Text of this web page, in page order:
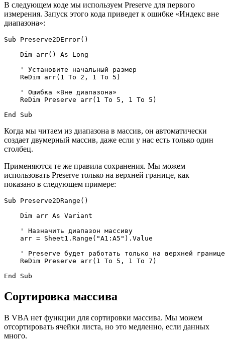
В следующем коде мы используем Preserve для первого
измерения. Запуск этого кода приведет к ошибке «Индекс вне
диапазона»:
Sub Preserve2DError()
    Dim arr() As Long
    ' Установите начальный размер
    ReDim arr(1 To 2, 1 To 5)
    ' Ошибка «Вне диапазона»
    ReDim Preserve arr(1 To 5, 1 To 5)
Когда мы читаем из диапазона в массив, он автоматически
создает двумерный массив, даже если у нас есть только один
столбец.
Применяются те же правила сохранения. Мы можем
использовать Preserve только на верхней границе, как
показано в следующем примере:
Sub Preserve2DRange()
    Dim arr As Variant
    ' Назначить диапазон массиву
    arr = Sheet1.Range("A1:A5").Value
    ' Preserve будет работать только на верхней границе
    ReDim Preserve arr(1 To 5, 1 To 7)
Сортировка массива
В VBA нет функции для сортировки массива. Мы можем
отсортировать ячейки листа, но это медленно, если данных
много.